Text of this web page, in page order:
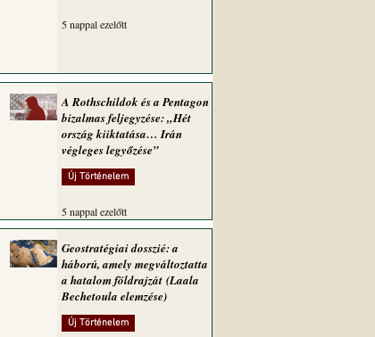
5 nappal ezelőtt
A Rothschildok és a Pentagon
bizalmas feljegyzése: „Hét
ország kiiktatása… Irán
végleges legyőzése”
Új Történelem
5 nappal ezelőtt
Geostratégiai dosszié: a
háború, amely megváltoztatta
a hatalom földrajzát (Laala
Bechetoula elemzése)
Új Történelem